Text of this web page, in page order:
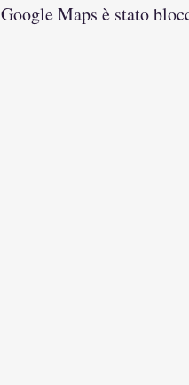
Google Maps è stato